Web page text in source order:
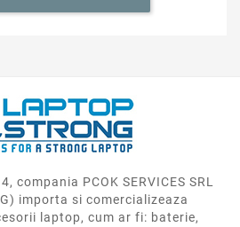
compania PCOK SERVICES SRL
importa si comercializeaza
laptop, cum ar fi: baterie,